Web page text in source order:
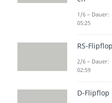
1/6 – Dauer:
05:25
RS-Flipflop
2/6 – Dauer:
02:59
D-Flipflop